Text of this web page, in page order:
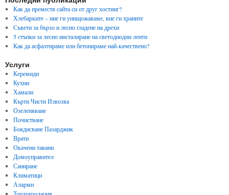
Как да преместя сайта си от друг хостинг?
Хлебарките – ние ги унищожаваме, вие ги храните
Съвети за бързо и лесно гладене на дрехи
5 стъпки за лесно инсталиране на светодиодни ленти
Как да асфалтираме или бетонираме най-качествено?
Услуги
Керемиди
Кухни
Хамали
Кърти Чисти Извозва
Озеленяване
Почистване
Боядисване Пазарджик
Врати
Окачени тавани
Домоуправител
Саниране
Климатици
Аларми